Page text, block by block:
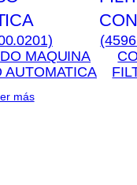
MAQUINA
AUTOMATICA
más